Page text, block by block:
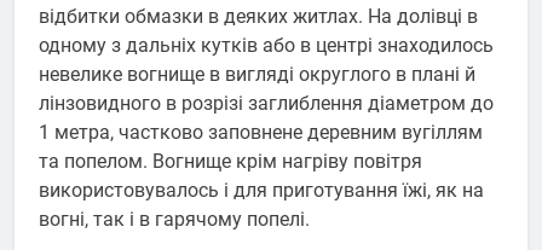
відбитки обмазки в деяких житлах. На долівці в
одному з дальніх кутків або в центрі знаходилось
невелике вогнище в вигляді округлого в плані й
лінзовидного в розрізі заглиблення діаметром до
1 метра, частково заповнене деревним вугіллям
та попелом. Вогнище крім нагріву повітря
використовувалось і для приготування їжі, як на
вогні, так і в гарячому попелі.